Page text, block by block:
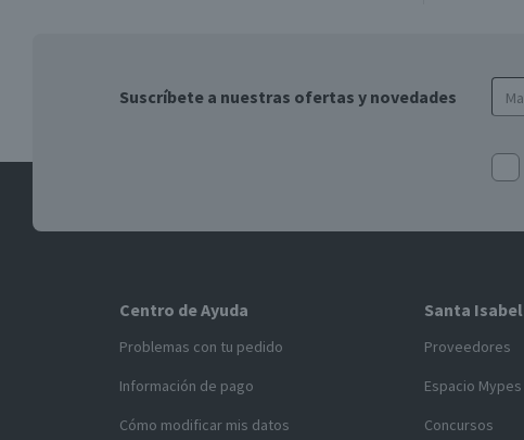
Suscríbete a nuestras ofertas y novedades
Centro de Ayuda
Problemas con tu pedido
Información de pago
Cómo modificar mis datos
Santa Isabel
Proveedores
Espacio Mypes
Concursos